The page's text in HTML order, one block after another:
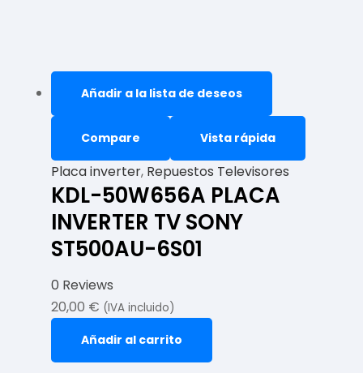
Añadir a la lista de deseos
Compare Vista rápida
Placa inverter, Repuestos Televisores
KDL-50W656A PLACA
INVERTER TV SONY
ST500AU-6S01
0 Reviews
20,00 € (IVA incluido)
Añadir al carrito